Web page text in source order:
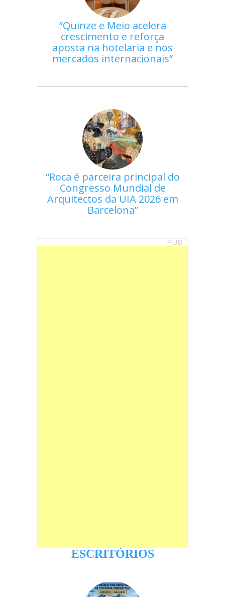
Quinze e Meio acelera
crescimento e reforça
aposta na hotelaria e nos
mercados internacionais
Roca é parceira principal do
Congresso Mundial de
Arquitectos da UIA 2026 em
Barcelona
PUB
ESCRITÓRIOS